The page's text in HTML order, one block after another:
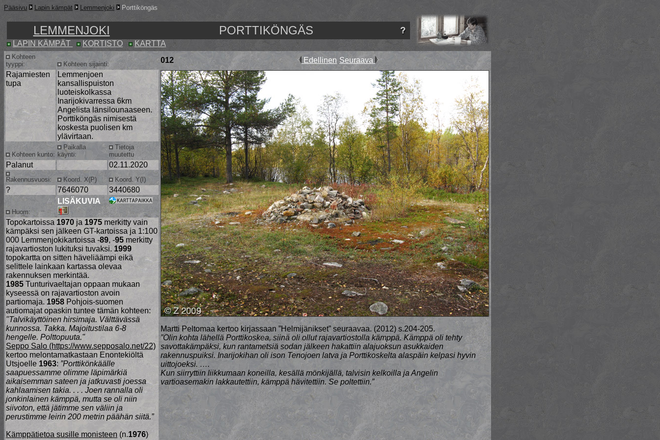
Pääsivu Lapin kämpät Lemmenjoki Porttiköngäs
LEMMENJOKI PORTTIKÖNGÄS
LAPIN KÄMPÄT KORTISTO KARTTA
Kohteen
tyyppi:
Kohteen sijainti: 012 Edellinen Seuraava
Rajamiesten
tupa
Lemmenjoen
kansallispuiston
luoteiskolkassa
Inarijokivarressa 6km
Angelista länsilounaaseen.
Porttiköngäs nimisestä
koskesta puolisen km
ylävirtaan.
Martti Peltomaa kertoo kirjassaan ”Helmijänikset” seuraavaa. (2012) s.204-205.
”Olin kohta lähellä Porttikoskea, siinä oli ollut rajavartiostolla kämppä. Kämppä oli tehty
savottakämpäksi, kun rantametsiä sodan jälkeen hakattiin alajuoksun asukkaiden
rakennuspuiksi. Inarijokihan oli ison Tenojoen latva ja Porttikoskelta alaspäin kelpasi hyvin
uittojoeksi. ….
Kun siirryttiin liikkumaan koneilla, kesällä mönkijällä, talvisin kelkoilla ja Angelin
vartioasemakin lakkautettiin, kämppä hävitettiin. Se poltettiin.”
Kohteen kunto:
Paikalla
käynti:
Tietoja
muutettu
Palanut 02.11.2020
Rakennusvuosi: Koord. X(P) Koord. Y(I)
? 7646070 3440680
Huom:
LISÄKUVIA
Topokartoissa 1970 ja 1975 merkitty vain
kämpäksi sen jälkeen GT-kartoissa ja 1:100
000 Lemmenjokikartoissa -89, -95 merkitty
rajavartioston lukituksi tuvaksi. 1999
topokartta on sitten häveliäämpi eikä
selittele lainkaan kartassa olevaa
rakennuksen merkintää.
1985 Tunturivaeltajan oppaan mukaan
kyseessä on rajavartioston avoin
partiomaja. 1958 Pohjois-suomen
autiomajat opaskin tuntee tämän kohteen:
"Talvikäyttöinen hirsimaja. Välttävässä
kunnossa. Takka. Majoitustilaa 6-8
hengelle. Polttopuuta."
Seppo Salo (https://www.sepposalo.net/22)
kertoo melontamatkastaan Enontekiöltä
Utsjoelle 1963: ”Porttikönkäälle
saapuessamme olimme läpimärkiä
aikaisemman sateen ja jatkuvasti joessa
kahlaamisen takia. . . . Joen rannalla oli
jonkinlainen kämppä, mutta se oli niin
siivoton, että jätimme sen väliin ja
perustimme leirin 200 metrin päähän siitä.”
Kämppätietoa susille monisteen (n.1976)